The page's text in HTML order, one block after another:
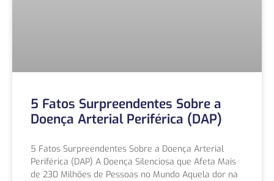
5 Fatos Surpreendentes Sobre a
Doença Arterial Periférica (DAP)
5 Fatos Surpreendentes Sobre a Doença Arterial
Periférica (DAP) A Doença Silenciosa que Afeta Mais
de 230 Milhões de Pessoas no Mundo Aquela dor na